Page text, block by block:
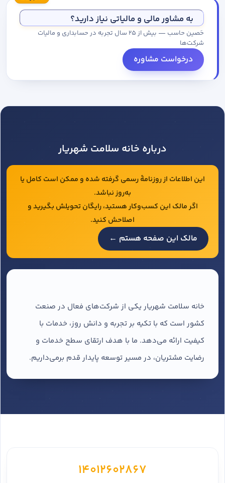
به مشاور مالی و مالیاتی نیاز دارید؟
حَصین حاسب — بیش از ۲۵ سال تجربه در حسابداری و مالیات
شرکت‌ها
درخواست مشاوره
درباره خانه سلامت شهریار
این اطلاعات از روزنامهٔ رسمی گرفته شده و ممکن است کامل یا
به‌روز نباشد.
اگر مالک این کسب‌وکار هستید، رایگان تحویلش بگیرید و
اصلاحش کنید.
مالک این صفحه هستم ←
خانه سلامت شهریار یکی از شرکت‌های فعال در صنعت
کشور است که با تکیه بر تجربه و دانش روز، خدمات با
کیفیت ارائه می‌دهد. ما با هدف ارتقای سطح خدمات و
رضایت مشتریان، در مسیر توسعه پایدار قدم برمی‌داریم.
14012602867